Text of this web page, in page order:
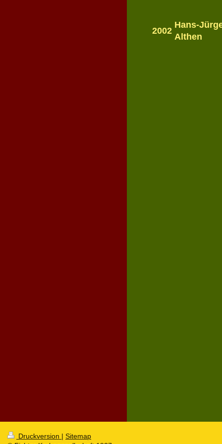
2002
Hans-
Althen
Druckversion | Sitemap